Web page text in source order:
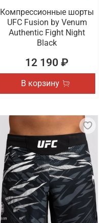
Компрессионные шорты
UFC Fusion by Venum
Authentic Fight Night
Black
12 190 ₽
В корзину